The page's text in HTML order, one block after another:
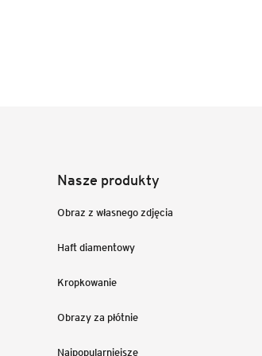
Nasze produkty
Obraz z własnego zdjęcia
Haft diamentowy
Kropkowanie
Obrazy za płótnie
Najpopularniejsze